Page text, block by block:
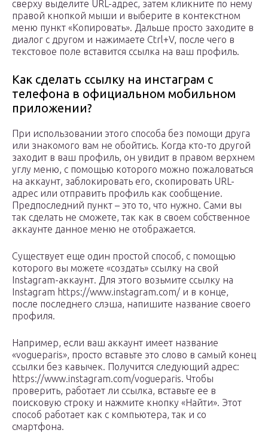
сверху выделите URL-адрес, затем кликните по нему
правой кнопкой мыши и выберите в контекстном
меню пункт «Копировать». Дальше просто заходите в
диалог с другом и нажимаете Ctrl+V, после чего в
текстовое поле вставится ссылка на ваш профиль.
Как сделать ссылку на инстаграм с
телефона в официальном мобильном
приложении?
При использовании этого способа без помощи друга
или знакомого вам не обойтись. Когда кто-то другой
заходит в ваш профиль, он увидит в правом верхнем
углу меню, с помощью которого можно пожаловаться
на аккаунт, заблокировать его, скопировать URL-
адрес или отправить профиль как сообщение.
Предпоследний пункт – это то, что нужно. Сами вы
так сделать не сможете, так как в своем собственное
аккаунте данное меню не отображается.
Существует еще один простой способ, с помощью
которого вы можете «создать» ссылку на свой
Instagram-аккаунт. Для этого возьмите ссылку на
Instagram https://www.instagram.com/ и в конце,
после последнего слэша, напишите название своего
профиля.
Например, если ваш аккаунт имеет название
«vogueparis», просто вставьте это слово в самый конец
ссылки без кавычек. Получится следующий адрес:
https://www.instagram.com/vogueparis. Чтобы
проверить, работает ли ссылка, вставьте ее в
поисковую строку и нажмите кнопку «Найти». Этот
способ работает как с компьютера, так и со
смартфона.